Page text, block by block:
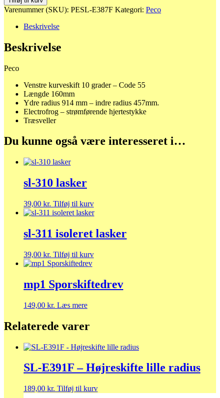
-
Venstre
kurveskift
Varenummer (SKU): PESL-E387F Kategori: Peco
Beskrivelse
Beskrivelse
Peco
Venstre kurveskift 10 grader – Code 55
Længde 160mm
Ydre radius 914 mm – indre radius 457mm.
Electrofrog – strømførende hjertestykke
Træsveller
Du kunne også være interesseret i…
sl-310 lasker
39,00 kr. Tilføj til kurv
sl-311 isoleret lasker
39,00 kr. Tilføj til kurv
mp1 Sporskiftedrev
149,00 kr. Læs mere
Relaterede varer
SL-E391F – Højreskifte lille radius
189,00 kr. Tilføj til kurv